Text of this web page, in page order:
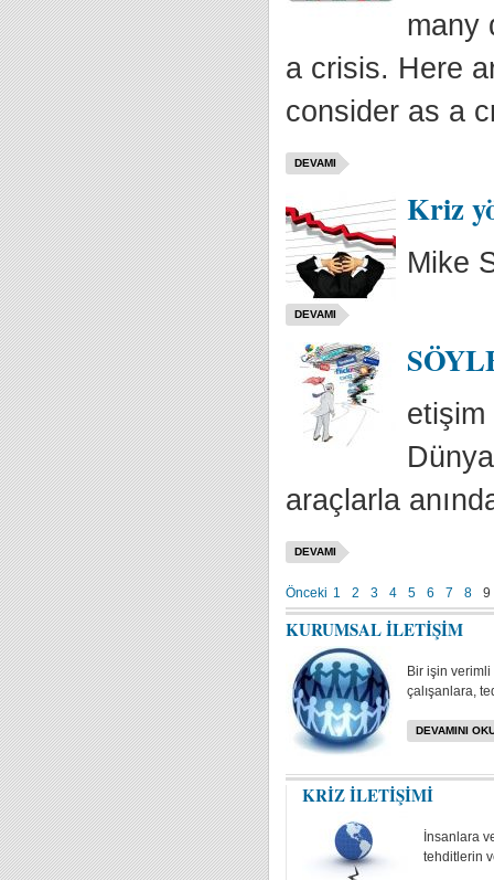
many
a crisis. Here
consider as a
DEVAMI
Kriz
Mike
DEVAMI
etişim
araçlarla
DEVAMI
Önceki 1 2 3 4 5 6 7 8 9
KURUMSAL İLETİŞİM
Bir işin
çalışanlara,
DEVAMINI
KRİZ İLETİŞİMİ
İnsanlara
tehditlerin